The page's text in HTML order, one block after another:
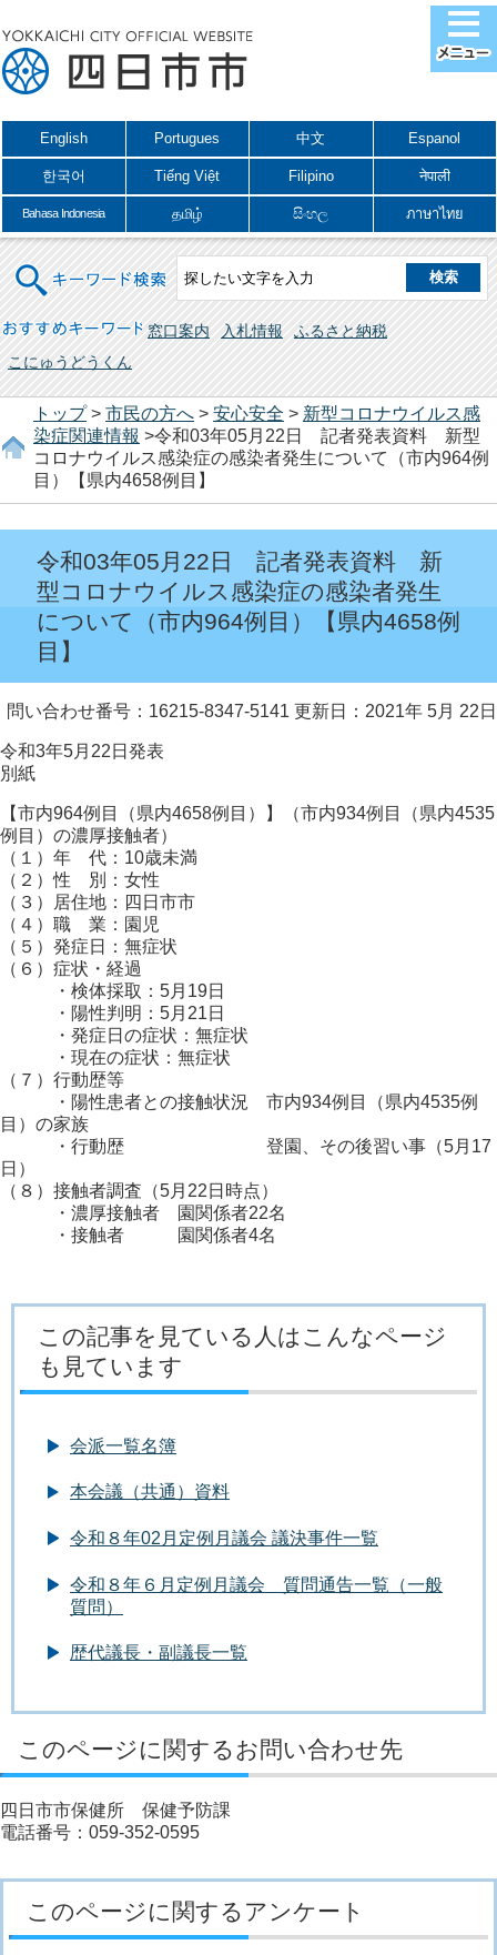
English Portugues 中文 Espanol
한국어 Tiếng Việt Filipino नेपाली
Bahasa Indonesia தமிழ் සිංහල ภาษาไทย
キーワード検索
おすすめキーワード 窓口案内 入札情報
ふるさと納税
こにゅうどうくん
トップ> 市民の方へ > 安心安全 > 新型コロナウイルス感
染症関連情報 >令和03年05月22日 記者発表資料 新型
コロナウイルス感染症の感染者発生について（市内964例
目）【県内4658例目】
令和03年05月22日 記者発表資料 新
型コロナウイルス感染症の感染者発生
について（市内964例目）【県内4658例
目】
問い合わせ番号：16215-8347-5141 更新日：2021年 5月 22日
令和3年5月22日発表
別紙
【市内964例目（県内4658例目）】（市内934例目（県内4535
例目）の濃厚接触者）
（１）年 代：10歳未満
（２）性 別：女性
（３）居住地：四日市市
（４）職 業：園児
（５）発症日：無症状
（６）症状・経過
・検体採取：5月19日
・陽性判明：5月21日
・発症日の症状：無症状
・現在の症状：無症状
（７）行動歴等
・陽性患者との接触状況 市内934例目（県内4535例
目）の家族
・行動歴 登園、その後習い事（5月17
日）
（８）接触者調査（5月22日時点）
・濃厚接触者 園関係者22名
・接触者 園関係者4名
この記事を見ている人はこんなページ
も見ています
会派一覧名簿
本会議（共通）資料
令和８年02月定例月議会 議決事件一覧
令和８年６月定例月議会 質問通告一覧（一般
質問）
歴代議長・副議長一覧
このページに関するお問い合わせ先
四日市市保健所 保健予防課
電話番号：059-352-0595
このページに関するアンケート